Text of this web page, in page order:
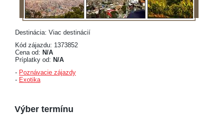
Destinácia: Viac destinácií
Kód zájazdu: 1373852
Cena od: N/A
Príplatky od: N/A
- Poznávacie zájazdy
- Exotika
Výber termínu